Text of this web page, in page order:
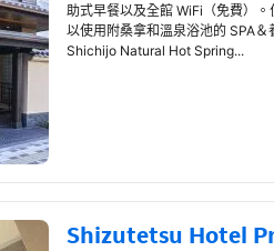
助式早餐以及全館 WiFi（免費）
以使用附桑拿和溫泉浴池的 SPA
Shichijo Natural Hot Spring...
Shizutetsu Hotel